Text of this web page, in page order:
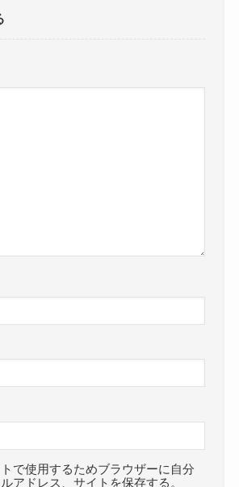
で使用するためブラウザーに自分
アドレス、サイトを保存する。